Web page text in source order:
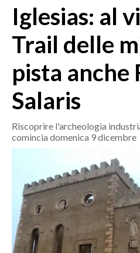
SASSARI E PROVINCIA
GALLURA
NUORO E PROVINCIA
OGLIASTRA
AGENDA
ITALIA
POLITICA
ECONOMIA
SERVIZI ALLE IMPRESE
Iglesias: al
Trail delle
pista anche
Salaris
Riscoprire l'archeologia
comincia domenica 9 dicembre